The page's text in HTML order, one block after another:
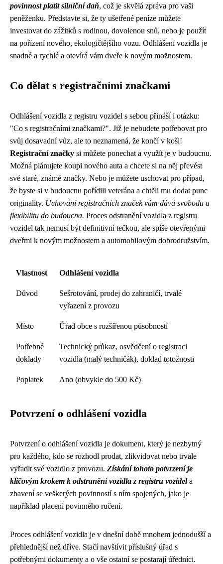
povinnost platit silniční daň, což je skvělá zpráva pro vaši
peněženku. Představte si, že ty ušetřené peníze můžete
investovat do zážitků s rodinou, dovolenou snů, nebo je použít
na pořízení nového, ekologičtějšího vozu. Odhlášení vozidla je
snadné a rychlé a otevírá vám dveře k novým možnostem.
Co dělat s registračními značkami
Odhlášení vozidla z registru vozidel s sebou přináší i otázku:
"Co s registračními značkami?". Již je nebudete potřebovat pro
svůj dosavadní vůz, ale to neznamená, že končí v koši!
Registrační značky si můžete ponechat a využít je v budoucnu.
Možná plánujete koupi nového auta a chcete si na něj převést
své staré, známé značky. Nebo je můžete uschovat pro případ,
že byste si v budoucnu pořídili veterána a chtěli mu dodat punc
originality. Uchování registračních značek vám dává svobodu a
flexibilitu do budoucna. Proces odstranění vozidla z registru
vozidel tak nemusí být definitivní tečkou, ale spíše otevřenými
dveřmi k novým možnostem a automobilovým dobrodružstvím.
Vlastnost Odhlášení vozidla
Důvod
Sešrotování, prodej do zahraničí, trvalé
vyřazení z provozu
Místo Úřad obce s rozšířenou působností
Potřebné
doklady
Technický průkaz, osvědčení o registraci
vozidla (malý techničák), doklad totožnosti
Poplatek Ano (obvykle do 500 Kč)
Potvrzení o odhlášení vozidla
Potvrzení o odhlášení vozidla je dokument, který je nezbytný
pro každého, kdo se rozhodl prodat, zlikvidovat nebo trvale
vyřadit své vozidlo z provozu. Získání tohoto potvrzení je
klíčovým krokem k odstranění vozidla z registru vozidela
zbavení se veškerých povinností s ním spojených, jako je
například placení povinného ručení.
Proces odhlášení vozidla je v dnešní době mnohem jednodušší a
přehlednější než dříve. Stačí navštívit příslušný úřad s
potřebnými dokumenty a o vše ostatní se postarají úředníci.